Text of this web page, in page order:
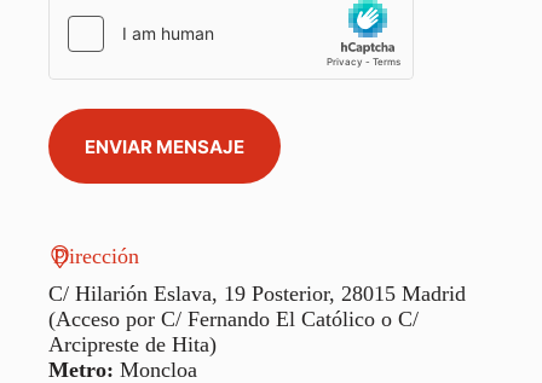
ENVIAR MENSAJE
Dirección
C/ Hilarión Eslava, 19 Posterior, 28015 Madrid
(Acceso por C/ Fernando El Católico o C/
Arcipreste de Hita)
Metro: Moncloa